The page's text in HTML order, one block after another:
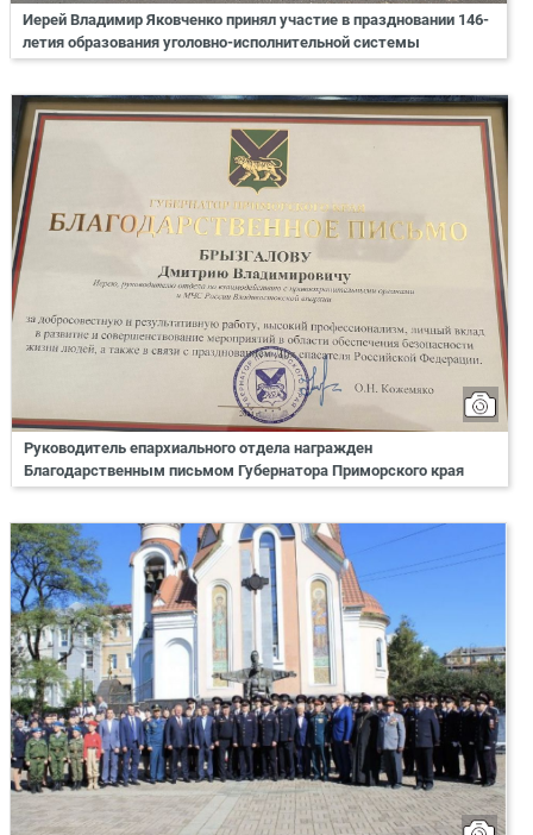
Иерей Владимир Яковченко принял участие в праздновании 146-
летия образования уголовно-исполнительной системы
Руководитель епархиального отдела награжден
Благодарственным письмом Губернатора Приморского края